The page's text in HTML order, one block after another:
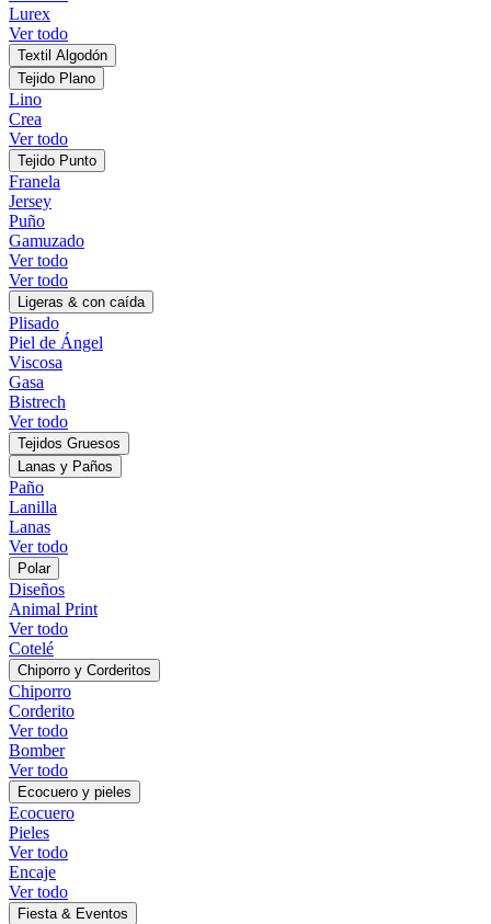
Lurex
Ver todo
Textil Algodón
Tejido Plano
Lino
Crea
Ver todo
Tejido Punto
Franela
Jersey
Puño
Gamuzado
Ver todo
Ver todo
Ligeras & con caída
Plisado
Piel de Ángel
Viscosa
Gasa
Bistrech
Ver todo
Tejidos Gruesos
Lanas y Paños
Paño
Lanilla
Lanas
Ver todo
Polar
Diseños
Animal Print
Ver todo
Cotelé
Chiporro y Corderitos
Chiporro
Corderito
Ver todo
Bomber
Ver todo
Ecocuero y pieles
Ecocuero
Pieles
Ver todo
Encaje
Ver todo
Fiesta & Eventos